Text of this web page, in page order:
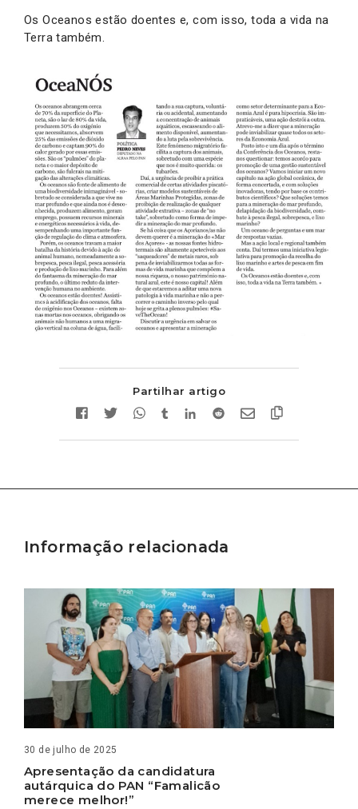
Os Oceanos estão doentes e, com isso, toda a vida na
Terra também.
Partilhar artigo
Informação relacionada
30 de julho de 2025
Apresentação da candidatura
autárquica do PAN “Famalicão
merece melhor!”